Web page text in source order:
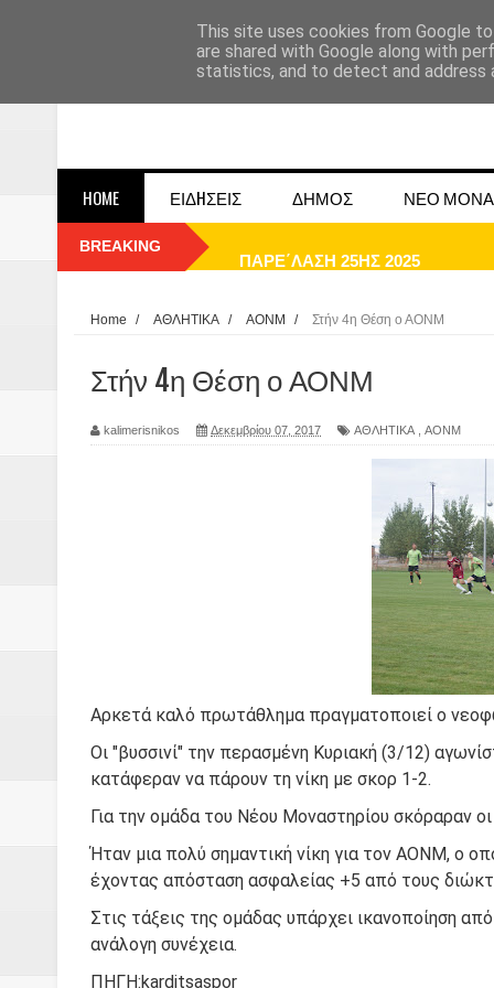
HOME ΕΙΔHΣΕΙΣ ΔΗΜΟΣ ΝΕΟ
BREAKING
ΟΙ ΕΚΔΗΛΩΣΕΙΣ ΤΟΥ ΔΗΜΟΥ
Η εκτέλεση των αδελφών
Δύο νέα μηχανήμτα στο Δήμο
ΝΟΕΜΒΡΙΟΣ 1943 80 χρόνια
Αδελφές Αλεξανδρή: Οι
Πρωτάθλημα με την Αυστρία!
Ξεκινούν οι αιτήσεις
τη διαμόρφωση - επεξεργασία
ανθεκτικότητας έναντι των
Συνεδριάζει η οικονομική
ΠΡΟΚΗΡΥΞΗ ΑΝΟΙΚΤΟΥ
Home / ΑΘΛΗΤΙΚΑ / ΑΟΝΜ / Στήν 4η Θέση ο ΑΟΝΜ
Στήν 4η Θέση ο ΑΟΝΜ
kalimerisnikos Δεκεμβρίου 07, 2017 ΑΘΛΗΤΙΚΑ ΑΟΝΜ
Αρκετά καλό πρωτάθλημα πραγματοποιεί ο
Οι "βυσσινί" την περασμένη Κυριακή (3/12)
κατάφεραν να πάρουν τη νίκη με σκορ 1-2.
Για την ομάδα του Νέου Μοναστηρίου σκόραραν
Ήταν μια πολύ σημαντική νίκη για τον ΑΟΝΜ, ο
έχοντας απόσταση ασφαλείας +5 από τους
Στις τάξεις της ομάδας υπάρχει ικανοποίηση
ανάλογη συνέχεια.
ΠΗΓΗ:karditsaspor
This site uses cookies from Google
are shared with Google along with
statistics, and to detect and address